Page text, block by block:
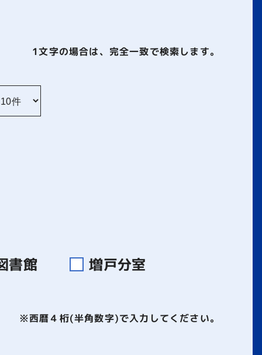
1文字の場合は、完全一致で検索します。
書館 増戸分室
※西暦４桁(半角数字)で入力してください。